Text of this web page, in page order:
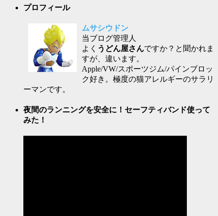
プロフィール
ムサシウドン
当ブログ管理人
よく うどん屋さんですか？と聞かれま
すが、違います。
Apple/VW/スポーツジム/パインブロッ
ク好き。極度の猫アレルギーのサラリ
ーマンです。
夜間のランニングを安全に！セーフティバンド使って
みた！